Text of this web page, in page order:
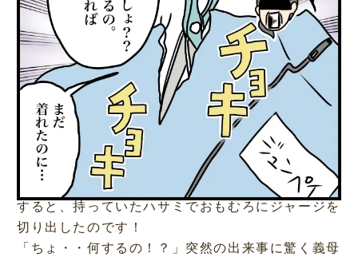
すると、持っていたハサミでおもむろにジャージを
切り出したのです！
「ちょ・・何するの！？」突然の出来事に驚く義母